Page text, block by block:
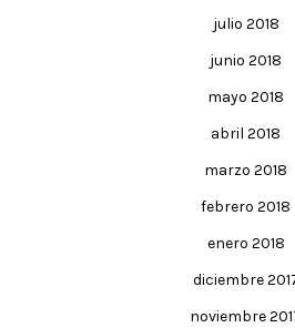
julio 2018
junio 2018
mayo 2018
abril 2018
marzo 2018
febrero 2018
enero 2018
diciembre
noviembre